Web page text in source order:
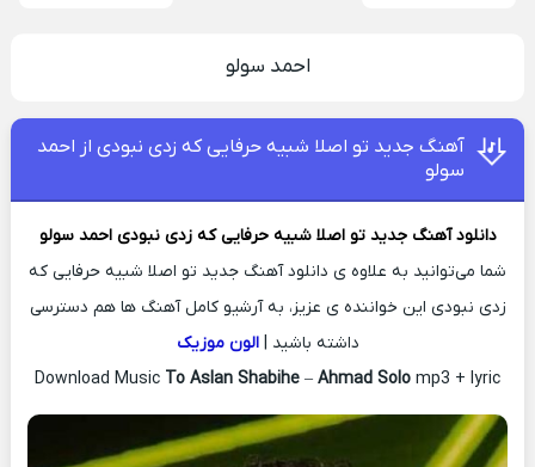
احمد سولو
آهنگ جدید تو اصلا شبیه حرفایی که زدی نبودی از احمد
سولو
دانلود آهنگ جدید تو اصلا شبیه حرفایی که زدی نبودیاحمد سولو
شما می‌توانید به علاوه ی دانلود آهنگ جدید تو اصلا شبیه حرفایی که
زدی نبودی این خواننده ی عزیز، به آرشیو کامل آهنگ ها هم دسترسی
داشته باشید |الون موزیک
Download Music To Aslan Shabihe – Ahmad Solo mp3 + lyric